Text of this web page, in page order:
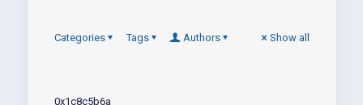
Categories Tags Authors Show all
0x1c8c5b6a